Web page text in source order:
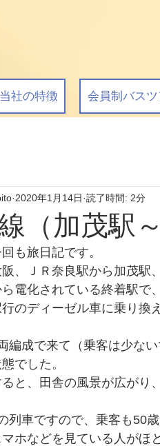
当社の特徴 会員制バス
（加茂駅～
2020年1月14日 読了時間: 2分
も旅日記です。
、ＪＲ奈良駅から加茂駅
電化されている終着駅で
のディーゼル車に乗り換
編成で来て（乗客は少な
でした。
と、田舎の風景が広がり
列車ですので、乗客も50
ホなどを見ている人がほ